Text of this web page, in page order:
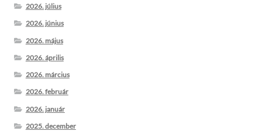
2026. július
2026. június
2026. május
2026. április
2026. március
2026. február
2026. január
2025. december